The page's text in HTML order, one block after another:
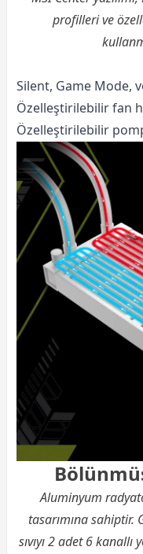
profilleri ve
Silent, Game Mode,
Özelleştirilebilir fan
Özelleştirilebilir
Aluminyum
tasarımına sahiptir.
sıvıyı 2 adet 6 kanallı